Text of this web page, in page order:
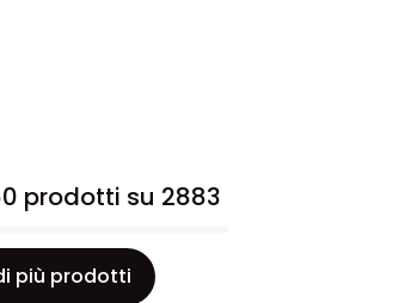
prodotti su 2883
più prodotti